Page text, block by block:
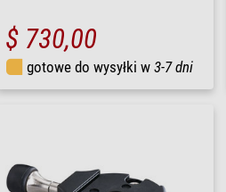
$ 730,00
gotowe do wysyłki w 3-7 dni